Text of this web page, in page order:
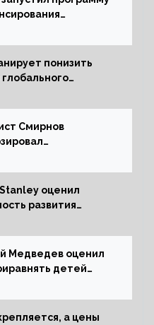
понизить
глобального
отчете
Смирнов
оценил
развития
Медведев оценил
детей
а цены